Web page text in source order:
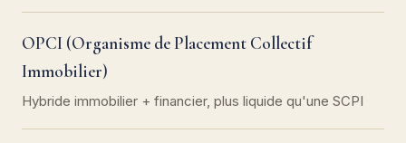
OPCI (Organisme de Placement Collectif
Immobilier)
Hybride immobilier + financier, plus liquide qu'une SCPI